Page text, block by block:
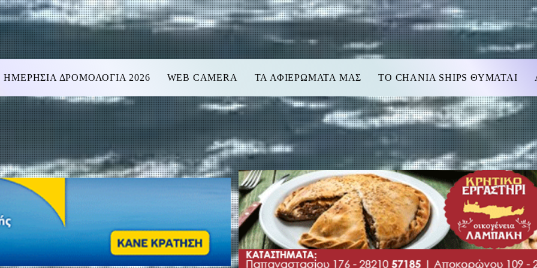
ΗΜΕΡΗΣΙΑ ΔΡΟΜΟΛΟΓΙΑ 2026 WEB CAMERA ΤΑ ΑΦΙΕΡΩΜΑΤΑ ΜΑΣ TO CHANIA SHIPS ΘΥΜΑΤΑΙ